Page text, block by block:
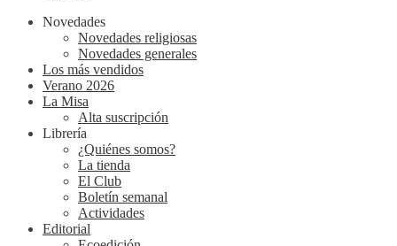
Novedades
Novedades religiosas
Novedades generales
Los más vendidos
Verano 2026
La Misa
Alta suscripción
Librería
¿Quiénes somos?
La tienda
El Club
Boletín semanal
Actividades
Editorial